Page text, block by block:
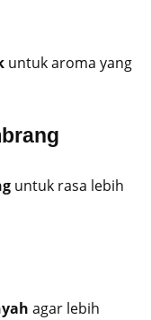
untuk aroma yang
untuk rasa lebih
agar lebih